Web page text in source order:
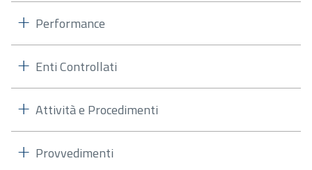
Performance
Enti Controllati
Attività e Procedimenti
Provvedimenti